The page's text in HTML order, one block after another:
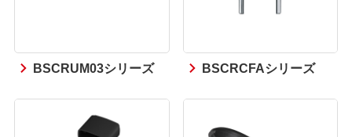
BSCRUM03シリーズ BSCRCFAシリーズ